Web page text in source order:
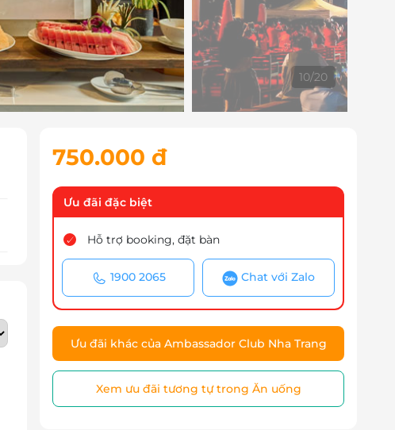
10/20
750.000 đ
Ưu đãi đặc biệt
Hỗ trợ booking, đặt bàn
1900 2065 Chat với Zalo
Ưu đãi khác của Ambassador Club Nha Trang
Xem ưu đãi tương tự trong Ăn uống